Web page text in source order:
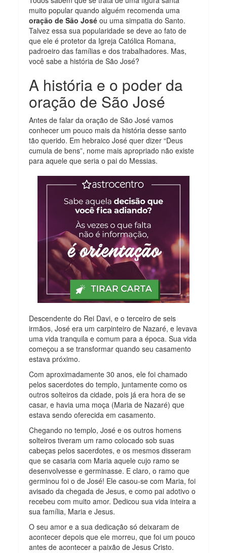
muito popular quando alguém recomenda uma
oração de São José ou uma simpatia do Santo.
Talvez essa sua popularidade se deve ao fato de
que ele é protetor da Igreja Católica Romana,
padroeiro das famílias e dos trabalhadores. Mas,
você sabe a história de São José?
A história e o poder da
oração de São José
Antes de falar da oração de São José vamos
conhecer um pouco mais da história desse santo
tão querido. Em hebraico José quer dizer “Deus
cumula de bens”, nome mais apropriado não existe
para aquele que seria o pai do Messias.
Descendente do Rei Davi, e o terceiro de seis
irmãos, José era um carpinteiro de Nazaré, e levava
uma vida tranquila e comum para a época. Sua vida
começou a se transformar quando seu casamento
estava próximo.
Com aproximadamente 30 anos, ele foi chamado
pelos sacerdotes do templo, juntamente como os
outros solteiros da cidade, pois já era hora de se
casar, e havia uma moça (Maria de Nazaré) que
estava sendo oferecida em casamento.
Chegando no templo, José e os outros homens
solteiros tiveram um ramo colocado sob suas
cabeças pelos sacerdotes, e os mesmos disseram
que se casaria com Maria aquele cujo ramo se
desenvolvesse e germinasse. E claro, o ramo que
germinou foi o de José! Ele casou-se com Maria, foi
avisado da chegada de Jesus, e como pai adotivo o
recebeu com muito amor. Dedicou sua vida inteira a
sua família, Maria e Jesus.
O seu amor e a sua dedicação só deixaram de
acontecer depois que ele morreu, que foi um pouco
antes de acontecer a paixão de Jesus Cristo.